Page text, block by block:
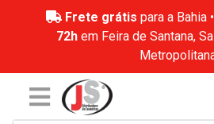
Frete grátis para a Bahia •
72hem Feira de Santana,